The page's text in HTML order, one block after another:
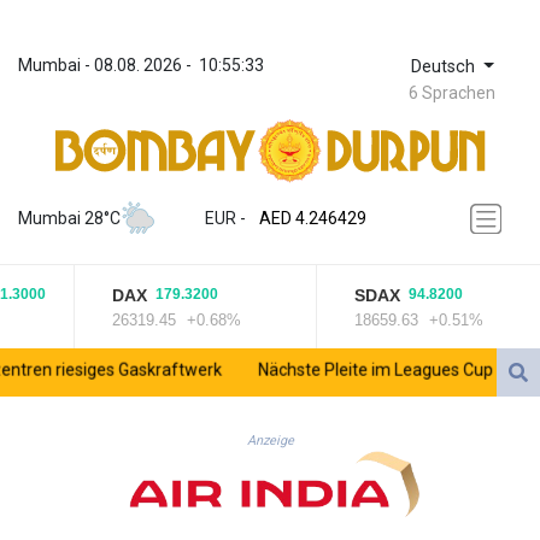
Mumbai - 08.08. 2026 - 10:55:33 Deutsch
6 Sprachen
Mumbai 28°C EUR -
ZWL 372.275202
AED 4.246429
AFN 76.887634
AMD 423.342651
AOA 1060.176801
ARS 1724.882575
AUD 1.635501
AZN 1.97002
BAM 1.961391
BBD 2.328337
BDT 143.102254
DAX 179.3200
26319.45 +0.68%
SDAX 94.8200
18659.63 +0.51%
riesiges Gaskraftwerk Nächste Pleite im Leagues Cup für
Anzeige